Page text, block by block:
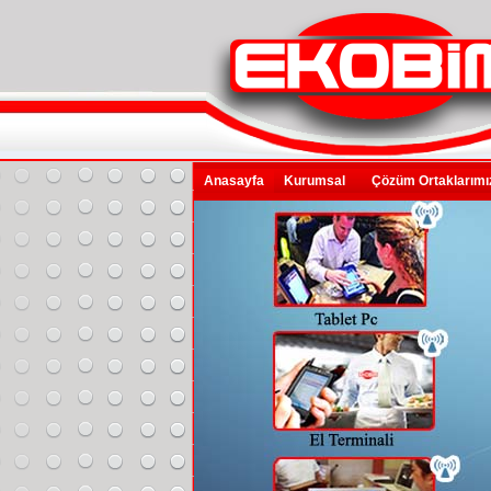
Anasayfa Kurumsal Çözüm